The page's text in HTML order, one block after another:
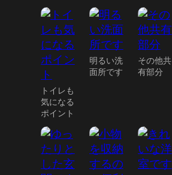
トイレも
気になる
ポイント
明るい洗
面所です
その他共
有部分